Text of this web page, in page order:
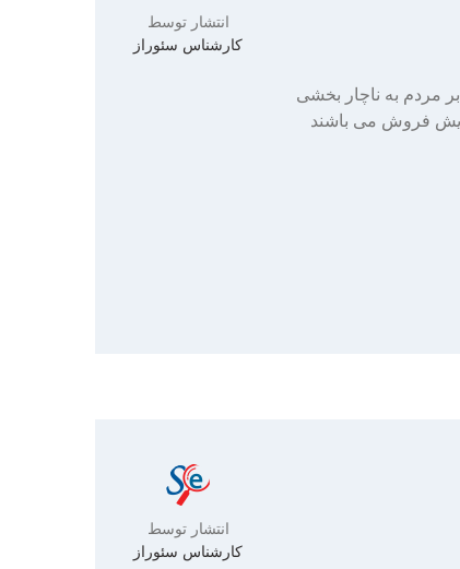
انتشار توسط
کارشناس سئوراز
مردم به ناچار بخشی
فروش می باشند
انتشار توسط
کارشناس سئوراز